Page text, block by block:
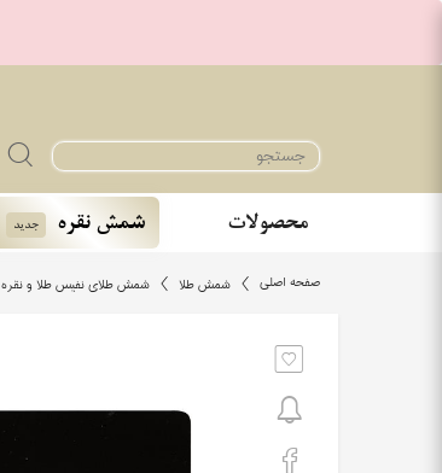
محصولات شمش نقره جدید
صفحه اصلی شمش طلا شمش طلای نفیس طلا و نقره